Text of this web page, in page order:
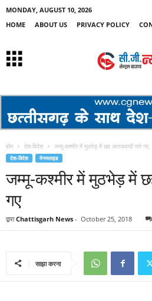
MONDAY, AUGUST 10, 2026
HOME
ABOUT US PRIVACY POLICY
होम देश-विदेश जम्मू-कश्मीर में मुठभेड़ में छह आतंकवादी मारे गए
देश-विदेश मेनस्लाइड
जम्मू-कश्मीर में मुठभेड़ में
गए
द्वारा Chattisgarh News - October 25, 2018
साझा करना